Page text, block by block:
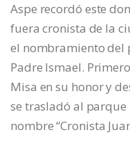
Aspe recordó este
fuera cronista de la
el nombramiento del
Padre Ismael.
Misa en su honor y
se trasladó al
nombre “Cronista